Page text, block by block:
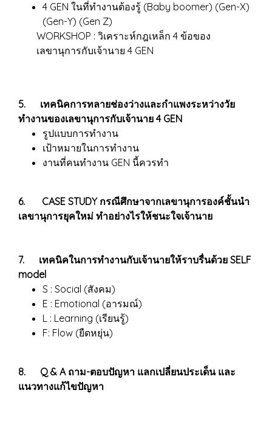
4 GEN ในที่ทำงานต้องรู้ (Baby boomer) (Gen-X)
(Gen-Y) (Gen Z)
WORKSHOP : วิเคราะห์กฎเหล็ก 4 ข้อของ
เลขานุการกับเจ้านาย 4 GEN
5. เทคนิคการทลายช่องว่างและกำแพงระหว่างวัย
ทำงานของเลขานุการกับเจ้านาย 4 GEN
รูปแบบการทำงาน
เป้าหมายในการทำงาน
งานที่คนทำงาน GEN นี้ควรทำ
6. CASE STUDY กรณีศึกษาจากเลขานุการองค์ชั้นนำ
เลขานุการยุคใหม่ ทำอย่างไรให้ชนะใจเจ้านาย
7. เทคนิคในการทำงานกับเจ้านายให้ราบรื่นด้วย SELF
model
S : Social (สังคม)
E : Emotional (อารมณ์)
L : Learning (เรียนรู้)
F: Flow (ยืดหยุ่น)
8. Q & A ถาม-ตอบปัญหา แลกเปลี่ยนประเด็น และ
แนวทางแก้ไขปัญหา